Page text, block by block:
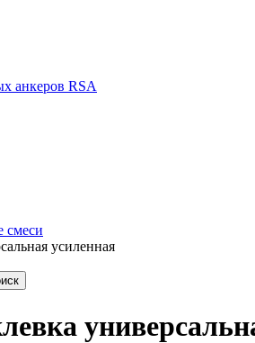
анкеров RSA
смеси
усиленная